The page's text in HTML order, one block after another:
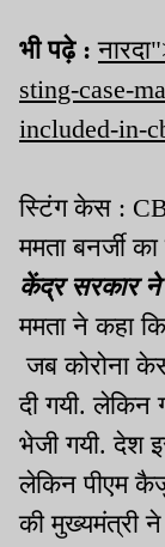
भी पढ़े :
sting-case-
included-in-
स्टिंग केस :
ममता बनर्जी
केंद्र सरकार ने
ममता ने कहा
जब कोरोना
दी गयी. लेकिन
भेजी गयी. देश
लेकिन पीएम
की मुख्यमंत्री